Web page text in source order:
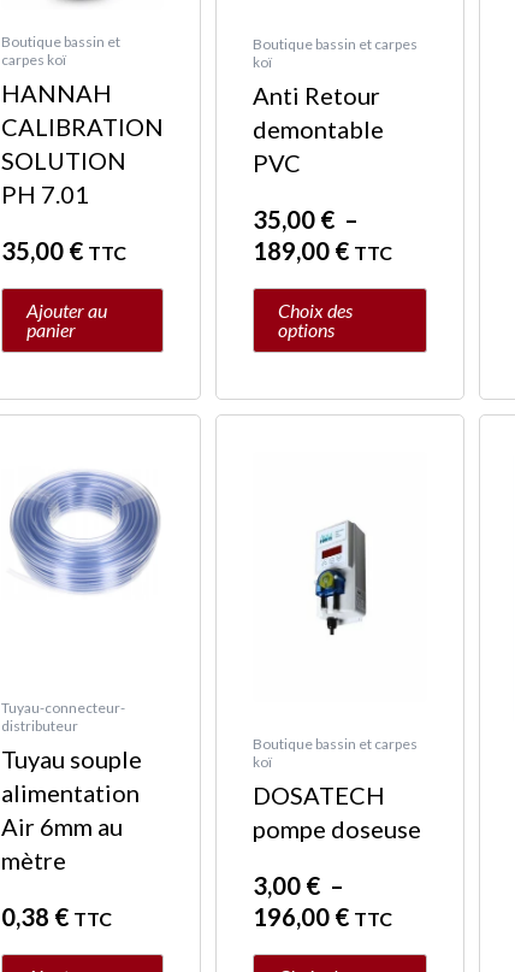
Boutique bassin et
carpes koï
HANNAH
CALIBRATION
SOLUTION
PH 7.01
35,00 € TTC
Ajouter au
panier
Boutique bassin et carpes
koï
Anti Retour
demontable
PVC
35,00 € –
189,00 € TTC
Choix des
options
peuvent
être
choisies
sur
page
du
produit
Tuyau-connecteur-
distributeur
Tuyau souple
alimentation
Air 6mm au
mètre
0,38 € TTC
Boutique bassin et carpes
koï
DOSATECH
pompe doseuse
3,00 € –
196,00 €
3,00 €
196,00 €
TTC
plusieurs
variations.
choisies
sur
la
page
produit